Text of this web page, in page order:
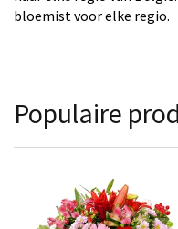
bloemist voor elke regio.
Populaire